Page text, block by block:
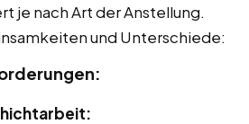
je nach Art der Anstellung.
und Unterschiede: